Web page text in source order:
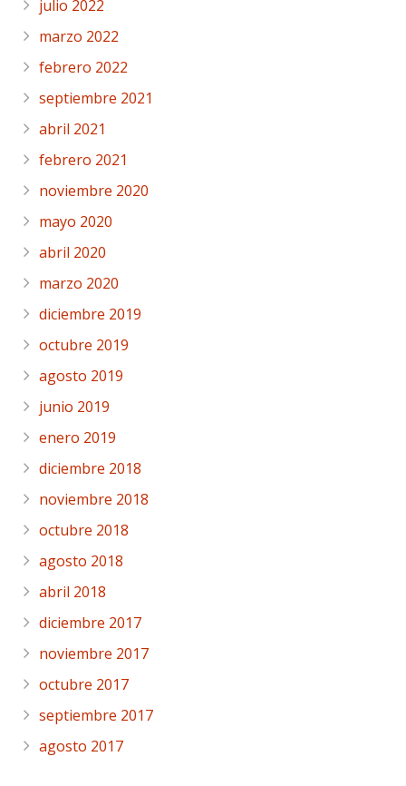
julio 2022
marzo 2022
febrero 2022
septiembre 2021
abril 2021
febrero 2021
noviembre 2020
mayo 2020
abril 2020
marzo 2020
diciembre 2019
octubre 2019
agosto 2019
junio 2019
enero 2019
diciembre 2018
noviembre 2018
octubre 2018
agosto 2018
abril 2018
diciembre 2017
noviembre 2017
octubre 2017
septiembre 2017
agosto 2017